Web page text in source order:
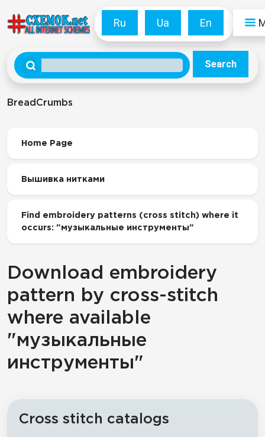
Ru Ua En
Search
BreadCrumbs
Home Page
Вышивка нитками
Find embroidery patterns (cross stitch) where it
occurs: "музыкальные инструменты"
Download embroidery
pattern by cross-stitch
where available
"музыкальные
инструменты"
Cross stitch catalogs